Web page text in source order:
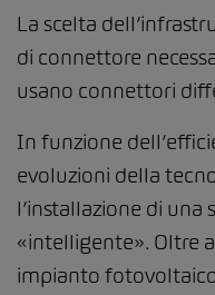
La scelta
di connettore
usano connettori
In funzione
evoluzioni della
l’installazione di una
«intelligente». Oltre
impianto